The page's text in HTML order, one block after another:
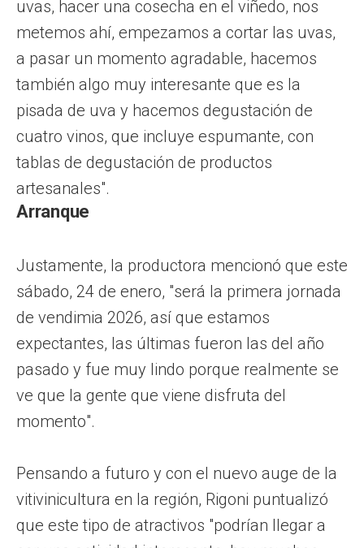
uvas, hacer una cosecha en el viñedo, nos
metemos ahí, empezamos a cortar las uvas,
a pasar un momento agradable, hacemos
también algo muy interesante que es la
pisada de uva y hacemos degustación de
cuatro vinos, que incluye espumante, con
tablas de degustación de productos
artesanales".
Arranque
Justamente, la productora mencionó que este
sábado, 24 de enero, "será la primera jornada
de vendimia 2026, así que estamos
expectantes, las últimas fueron las del año
pasado y fue muy lindo porque realmente se
ve que la gente que viene disfruta del
momento".
Pensando a futuro y con el nuevo auge de la
vitivinicultura en la región, Rigoni puntualizó
que este tipo de atractivos "podrían llegar a